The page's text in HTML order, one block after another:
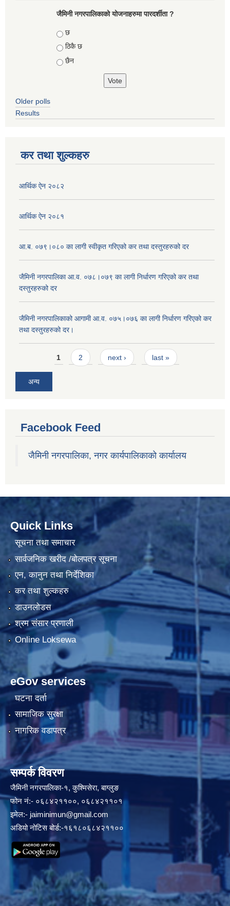
जैमिनी नगरपालिकाको योजनाहरुमा पारदर्शीता ?
Choices
छ
ठिकै छ
छैन
Older polls
Results
कर तथा शुल्कहरु
आर्थिक ऐन २०८२
आर्थिक ऐन २०८१
आ.ब. ०७९।०८० का लागी स्वीकृत गरिएको कर तथा दस्तुरहरुको दर
जैमिनी नगरपालिका आ.व. ०७८।०७९ का लागी निर्धारण गरिएको कर तथा
दस्तुरहरुको दर
जैमिनी नगरपालिकाको आगामी आ.व. ०७५।०७६ का लागी निर्धारण गरिएको कर
तथा दस्तुरहरुको दर।
Pages1 2 next › last »
अन्य
Facebook Feed
जैमिनी नगरपालिका, नगर कार्यपालिकाको कार्यालय
Quick Links
सूचना तथा समाचार
सार्वजनिक खरीद /बोलपत्र सूचना
एन, कानुन तथा निर्देशिका
कर तथा शुल्कहरु
डाउनलोडस
श्रम संसार प्रणाली
Online Loksewa
eGov services
घटना दर्ता
सामाजिक सुरक्षा
नागरिक वडापत्र
सम्पर्क विवरण
जैमिनी नगरपालिका-१, कुश्मिसेरा, बाग्लुङ
फोन नं:- ०६८४२११००, ०६८४२११०१
इमेल:- jaiminimun@gmail.com
अडियो नोटिस बोर्ड:-१६१८०६८४२११००